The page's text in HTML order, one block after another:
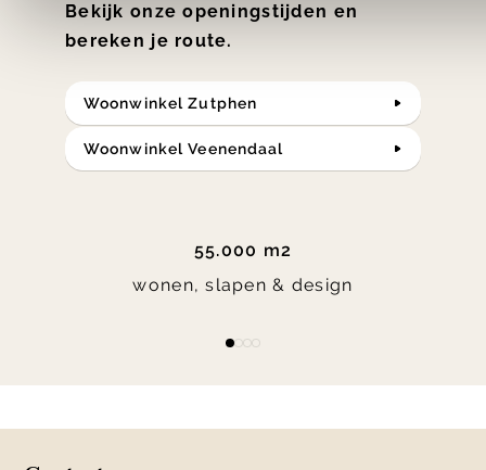
Bekijk onze openingstijden en
bereken je route.
Woonwinkel Zutphen
Woonwinkel Veenendaal
55.000 m2
wonen, slapen & design